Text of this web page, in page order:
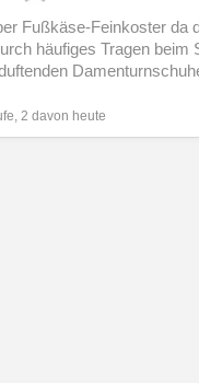
Fußkäse-Feinkoster da
häufiges Tragen beim
2 davon heute